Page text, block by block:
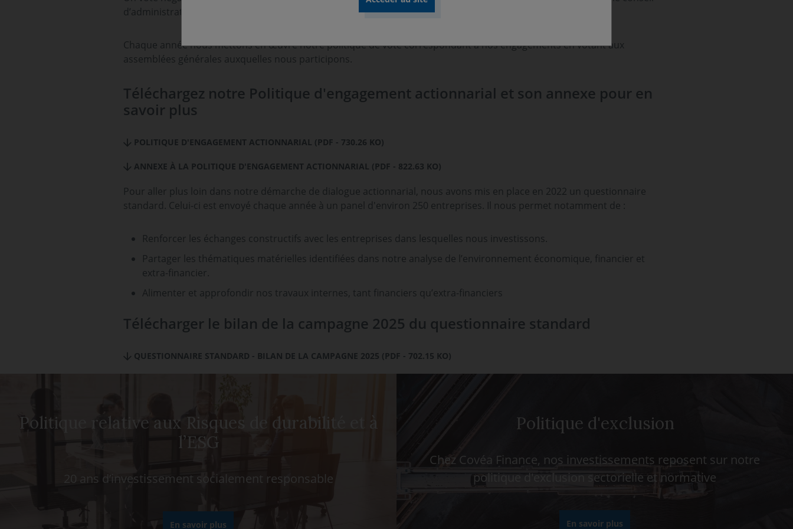
d’administration, mais aussi à un vote « pour » une résolution non agréée par le conseil.
Chaque année nous mettons en œuvre notre politique de vote correspondant à nos engagements en votant aux
assemblées générales auxquelles nous participons.
Téléchargez notre Politique d'engagement actionnarial et son annexe pour en
savoir plus
POLITIQUE D'ENGAGEMENT ACTIONNARIAL (PDF - 730.26 KO)
ANNEXE À LA POLITIQUE D'ENGAGEMENT ACTIONNARIAL (PDF - 822.63 KO)
Pour aller plus loin dans notre démarche de dialogue actionnarial, nous avons mis en place en 2022 un questionnaire
standard. Celui-ci est envoyé chaque année à un panel d'environ 250 entreprises. Il nous permet notamment de :
Renforcer les échanges constructifs avec les entreprises dans lesquelles nous investissons.
Partager les thématiques matérielles identifiées dans notre analyse de l’environnement économique, financier et
extra-financier.
Alimenter et approfondir nos travaux internes, tant financiers qu’extra-financiers
Télécharger le bilan de la campagne 2025 du questionnaire standard
QUESTIONNAIRE STANDARD - BILAN DE LA CAMPAGNE 2025 (PDF - 702.15 KO)
Politique relative aux Risques de durabilité et à
l’ESG
20 ans d’investissement socialement responsable
En savoir plus
Politique d'exclusion
Chez Covéa Finance, nos investissements reposent sur notre
politique d'exclusion sectorielle et normative
En savoir plus